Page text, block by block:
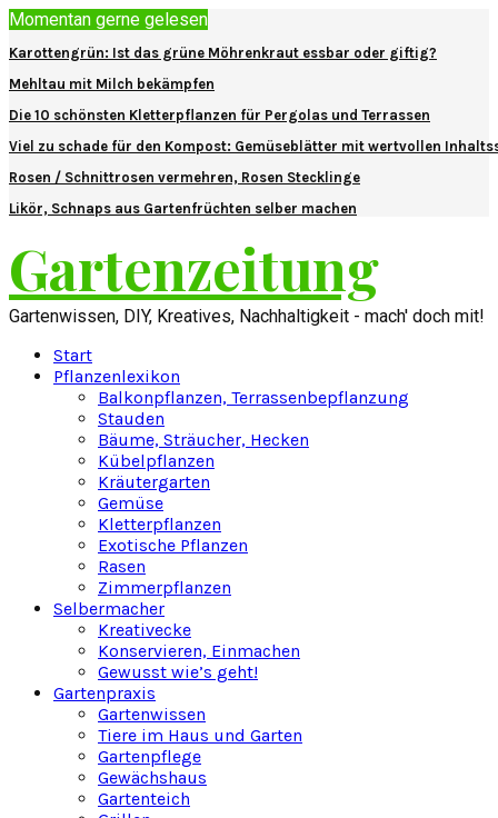
Momentan gerne gelesen
Karottengrün: Ist das grüne Möhrenkraut essbar oder giftig?
Mehltau mit Milch bekämpfen
Die 10 schönsten Kletterpflanzen für Pergolas und Terrassen
Viel zu schade für den Kompost: Gemüseblätter mit wertvollen
Rosen / Schnittrosen vermehren, Rosen Stecklinge
Likör, Schnaps aus Gartenfrüchten selber machen
Gartenzeitung
Gartenwissen, DIY, Kreatives, Nachhaltigkeit - mach' doch mit!
Start
Pflanzenlexikon
Balkonpflanzen, Terrassenbepflanzung
Stauden
Bäume, Sträucher, Hecken
Kübelpflanzen
Kräutergarten
Gemüse
Kletterpflanzen
Exotische Pflanzen
Rasen
Zimmerpflanzen
Selbermacher
Kreativecke
Konservieren, Einmachen
Gewusst wie’s geht!
Gartenpraxis
Gartenwissen
Tiere im Haus und Garten
Gartenpflege
Gewächshaus
Gartenteich